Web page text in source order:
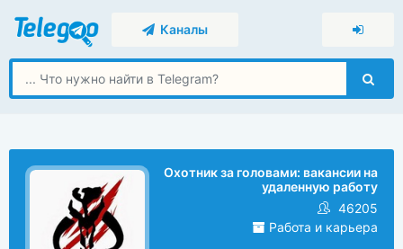
Каналы
Охотник за головами: вакансии на
удаленную работу
46205
Работа и карьера